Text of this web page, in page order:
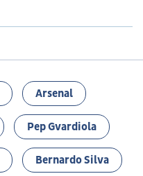
Arsenal
Pep Gvardiola
Bernardo Silva